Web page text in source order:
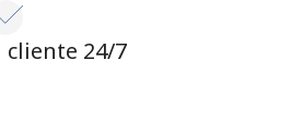
cliente 24/7